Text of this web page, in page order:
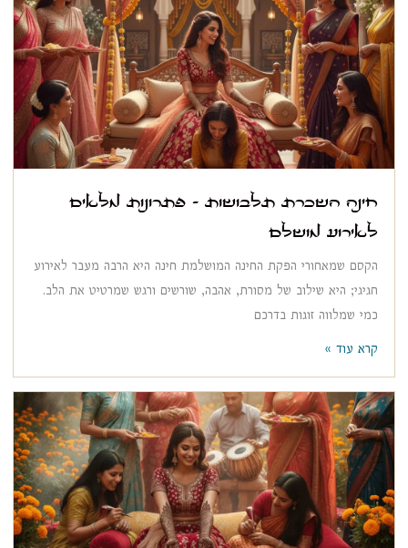
חינה השכרת תלבושות – פתרונות מלאים
לאירוע מושלם
הקסם שמאחורי הפקת החינה המושלמת חינה היא הרבה מעבר לאירוע
חגיגי; היא שילוב של מסורת, אהבה, שורשים ורגש שמרטיט את הלב.
כמי שמלווה זוגות בדרכם
קרא עוד »